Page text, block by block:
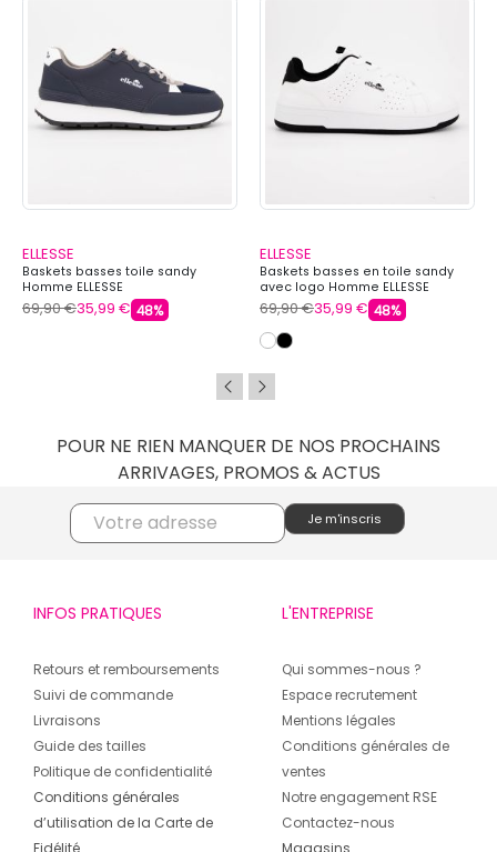
ELLESSE
Baskets basses toile sandy
Homme ELLESSE
69,90 €35,99 € 48%
ELLESSE
Baskets basses en toile sandy
avec logo Homme ELLESSE
69,90 €35,99 € 48%
POUR NE RIEN MANQUER DE NOS PROCHAINS
ARRIVAGES, PROMOS & ACTUS
INFOS PRATIQUES
Retours et remboursements
Suivi de commande
Livraisons
Guide des tailles
Politique de confidentialité
Conditions générales
d’utilisation de la Carte de
L'ENTREPRISE
Qui sommes-nous ?
Espace recrutement
Mentions légales
Conditions générales de
ventes
Notre engagement RSE
Contactez-nous